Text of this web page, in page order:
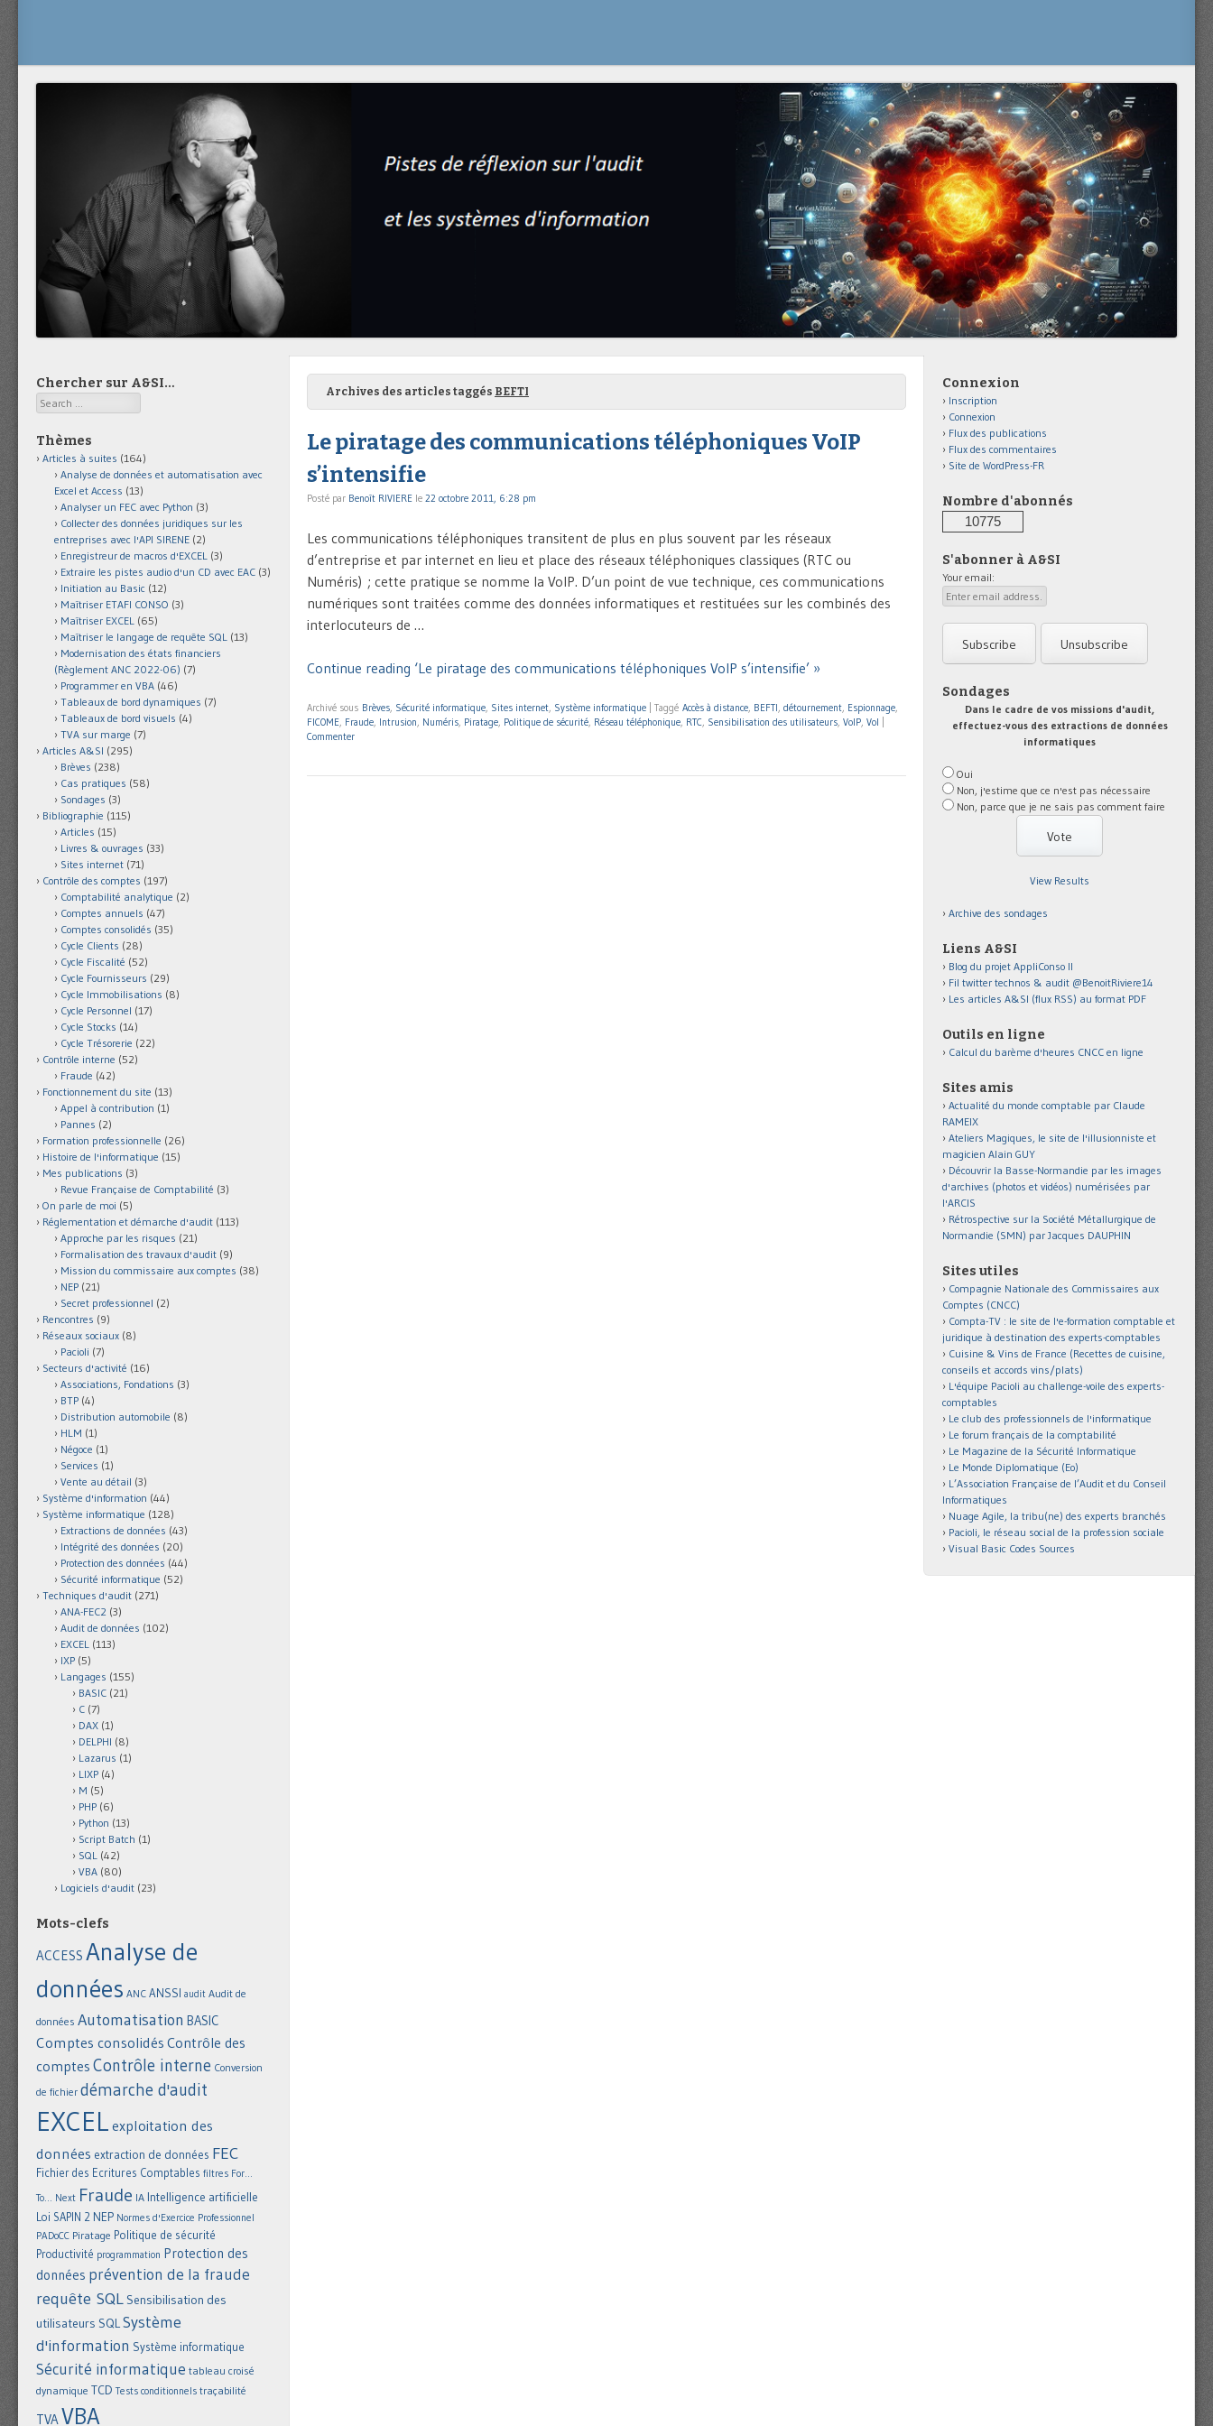
Archives des articles taggés BEFTI
Le piratage des communications téléphoniques VoIP
s’intensifie
Posté par Benoît RIVIERE le 22 octobre 2011, 6:28 pm
Les communications téléphoniques transitent de plus en plus souvent par les réseaux
d’entreprise et par internet en lieu et place des réseaux téléphoniques classiques (RTC ou
Numéris) ; cette pratique se nomme la VoIP. D’un point de vue technique, ces communications
numériques sont traitées comme des données informatiques et restituées sur les combinés des
interlocuteurs de …
Continue reading ‘Le piratage des communications téléphoniques VoIP s’intensifie’ »
Archivé sous Brèves, Sécurité informatique, Sites internet, Système informatique Taggé Accès à distance, BEFTI, détournement, Espionnage,
FICOME, Fraude, Intrusion, Numéris, Piratage, Politique de sécurité, Réseau téléphonique, RTC, Sensibilisation des utilisateurs, VoIP, Vol
Commenter
Chercher sur A&SI…
Search
Thèmes
Articles à suites (164)
Analyse de données et automatisation avec
Excel et Access (13)
Analyser un FEC avec Python (3)
Collecter des données juridiques sur les
entreprises avec l'API SIRENE (2)
Enregistreur de macros d'EXCEL (3)
Extraire les pistes audio d'un CD avec EAC (3)
Initiation au Basic (12)
Maîtriser ETAFI CONSO (3)
Maîtriser EXCEL (65)
Maîtriser le langage de requête SQL (13)
Modernisation des états financiers
(Règlement ANC 2022-06) (7)
Programmer en VBA (46)
Tableaux de bord dynamiques (7)
Tableaux de bord visuels (4)
TVA sur marge (7)
Articles A&SI (295)
Brèves (238)
Cas pratiques (58)
Sondages (3)
Bibliographie (115)
Articles (15)
Livres & ouvrages (33)
Sites internet (71)
Contrôle des comptes (197)
Comptabilité analytique (2)
Comptes annuels (47)
Comptes consolidés (35)
Cycle Clients (28)
Cycle Fiscalité (52)
Cycle Fournisseurs (29)
Cycle Immobilisations (8)
Cycle Personnel (17)
Cycle Stocks (14)
Cycle Trésorerie (22)
Contrôle interne (52)
Fraude (42)
Fonctionnement du site (13)
Appel à contribution (1)
Pannes (2)
Formation professionnelle (26)
Histoire de l'informatique (15)
Mes publications (3)
Revue Française de Comptabilité (3)
On parle de moi (5)
Réglementation et démarche d'audit (113)
Approche par les risques (21)
Formalisation des travaux d'audit (9)
Mission du commissaire aux comptes (38)
NEP (21)
Secret professionnel (2)
Rencontres (9)
Réseaux sociaux (8)
Pacioli (7)
Secteurs d'activité (16)
Associations, Fondations (3)
BTP (4)
Distribution automobile (8)
HLM (1)
Négoce (1)
Services (1)
Vente au détail (3)
Système d'information (44)
Système informatique (128)
Extractions de données (43)
Intégrité des données (20)
Protection des données (44)
Sécurité informatique (52)
Techniques d'audit (271)
ANA-FEC2 (3)
Audit de données (102)
EXCEL (113)
IXP (5)
Langages (155)
BASIC (21)
C (7)
DAX (1)
DELPHI (8)
Lazarus (1)
LIXP (4)
M (5)
PHP (6)
Python (13)
Script Batch (1)
SQL (42)
VBA (80)
Logiciels d'audit (23)
Mots-clefs
ACCESS Analyse de
données ANC ANSSI audit Audit de
données Automatisation BASIC
Comptes consolidés Contrôle des
comptes Contrôle interne Conversion
de fichier démarche d'audit
EXCEL exploitation des
données extraction de données FEC
Fichier des Ecritures Comptables filtres For...
To... Next Fraude IA Intelligence artificielle
Loi SAPIN 2 NEP Normes d'Exercice Professionnel
PADoCC Piratage Politique de sécurité
Productivité programmation Protection des
données prévention de la fraude
requête SQL Sensibilisation des
utilisateurs SQLSystème
d'information Système informatique
Sécurité informatique tableau croisé
dynamique TCD Tests conditionnels traçabilité
TVAVBA
Connexion
Inscription
Connexion
Flux des publications
Flux des commentaires
Site de WordPress-FR
Nombre d'abonnés
10775
S'abonner à A&SI
Your email:
Sondages
Dans le cadre de vos missions d'audit,
effectuez-vous des extractions de données
informatiques
Oui
Non, j'estime que ce n'est pas nécessaire
Non, parce que je ne sais pas comment faire
View Results
Archive des sondages
Liens A&SI
Blog du projet AppliConso II
Fil twitter technos & audit @BenoitRiviere14
Les articles A&SI (flux RSS) au format PDF
Outils en ligne
Calcul du barème d'heures CNCC en ligne
Sites amis
Actualité du monde comptable par Claude
RAMEIX
Ateliers Magiques, le site de l'illusionniste et
magicien Alain GUY
Découvrir la Basse-Normandie par les images
d'archives (photos et vidéos) numérisées par
l'ARCIS
Rétrospective sur la Société Métallurgique de
Normandie (SMN) par Jacques DAUPHIN
Sites utiles
Compagnie Nationale des Commissaires aux
Comptes (CNCC)
Compta-TV : le site de l'e-formation comptable et
juridique à destination des experts-comptables
Cuisine & Vins de France (Recettes de cuisine,
conseils et accords vins/plats)
L'équipe Pacioli au challenge-voile des experts-
comptables
Le club des professionnels de l'informatique
Le forum français de la comptabilité
Le Magazine de la Sécurité Informatique
Le Monde Diplomatique (Eo)
L’Association Française de l’Audit et du Conseil
Informatiques
Nuage Agile, la tribu(ne) des experts branchés
Pacioli, le réseau social de la profession sociale
Visual Basic Codes Sources